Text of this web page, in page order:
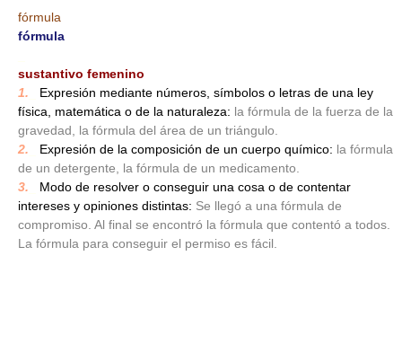
fórmula
fórmula
sustantivo femenino
1.
Expresión mediante números, símbolos o letras de una ley
física, matemática o de la naturaleza: la fórmula de la fuerza de la
gravedad, la fórmula del área de un triángulo.
2.
Expresión de la composición de un cuerpo químico: la fórmula
de un detergente, la fórmula de un medicamento.
3.
Modo de resolver o conseguir una cosa o de contentar
intereses y opiniones distintas: Se llegó a una fórmula de
compromiso. Al final se encontró la fórmula que contentó a todos.
La fórmula para conseguir el permiso es fácil.